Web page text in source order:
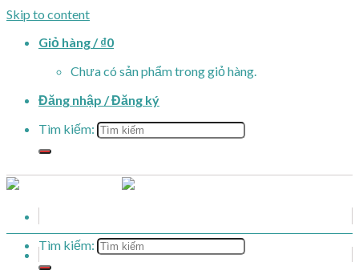
Skip to content
Giỏ hàng /₫0
Chưa có sản phẩm trong giỏ hàng.
Đăng nhập / Đăng ký
Tìm kiếm:
Tìm kiếm: